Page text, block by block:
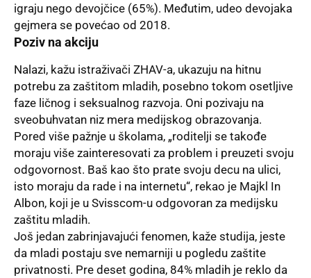
igraju nego devojčice (65%). Međutim, udeo devojaka
gejmera se povećao od 2018.
Poziv na akciju
Nalazi, kažu istraživači ZHAV-a, ukazuju na hitnu
potrebu za zaštitom mladih, posebno tokom osetljive
faze ličnog i seksualnog razvoja. Oni pozivaju na
sveobuhvatan niz mera medijskog obrazovanja.
Pored više pažnje u školama, „roditelji se takođe
moraju više zainteresovati za problem i preuzeti svoju
odgovornost. Baš kao što prate svoju decu na ulici,
isto moraju da rade i na internetu“, rekao je Majkl In
Albon, koji je u Svisscom-u odgovoran za medijsku
zaštitu mladih.
Još jedan zabrinjavajući fenomen, kaže studija, jeste
da mladi postaju sve nemarniji u pogledu zaštite
privatnosti. Pre deset godina, 84% mladih je reklo da